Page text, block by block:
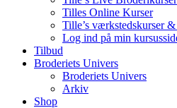
Tilles Online Kurser
Tille’s værkstedskurser
Log ind på min
Tilbud
Broderiets Univers
Broderiets Univers
Arkiv
Shop